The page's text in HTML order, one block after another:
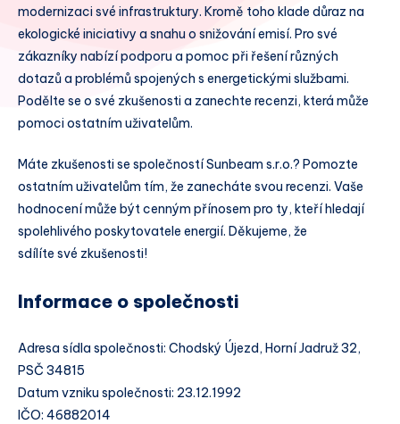
modernizaci své infrastruktury. Kromě toho klade důraz na
ekologické iniciativy a snahu o snižování emisí. Pro své
zákazníky nabízí podporu a pomoc při řešení různých
dotazů a problémů spojených s energetickými službami.
Podělte se o své zkušenosti a zanechte recenzi, která může
pomoci ostatním uživatelům.
Máte zkušenosti se společností Sunbeam s.r.o.? Pomozte
ostatním uživatelům tím, že zanecháte svou recenzi. Vaše
hodnocení může být cenným přínosem pro ty, kteří hledají
spolehlivého poskytovatele energií. Děkujeme, že
sdílíte své zkušenosti!
Informace o společnosti
Adresa sídla společnosti: Chodský Újezd, Horní Jadruž 32,
PSČ 34815
Datum vzniku společnosti: 23.12.1992
IČO: 46882014